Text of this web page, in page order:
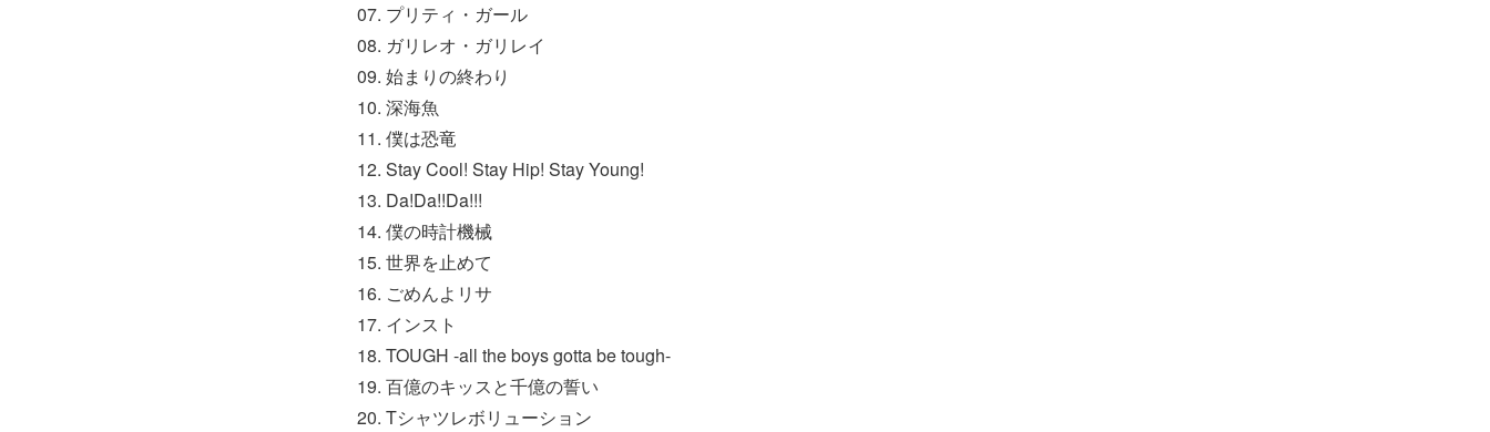
07. プリティ・ガール
08. ガリレオ・ガリレイ
09. 始まりの終わり
10. 深海魚
11. 僕は恐竜
12. Stay Cool! Stay Hip! Stay Young!
13. Da!Da!!Da!!!
14. 僕の時計機械
15. 世界を止めて
16. ごめんよリサ
17. インスト
18. TOUGH -all the boys gotta be tough-
19. 百億のキッスと千億の誓い
20. Tシャツレボリューション